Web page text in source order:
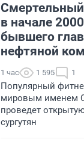
Смертельный
в начале
бывшего
нефтяной
1 час 1 595 1
Популярный
мировым именем
проведет
сургутян